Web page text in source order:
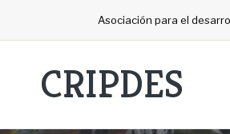
Asociación para el
CRIPDES